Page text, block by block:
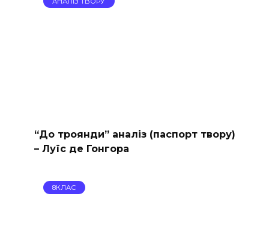
“До троянди” аналіз (паспорт твору)
– Луїс де Гонгора
8КЛАС